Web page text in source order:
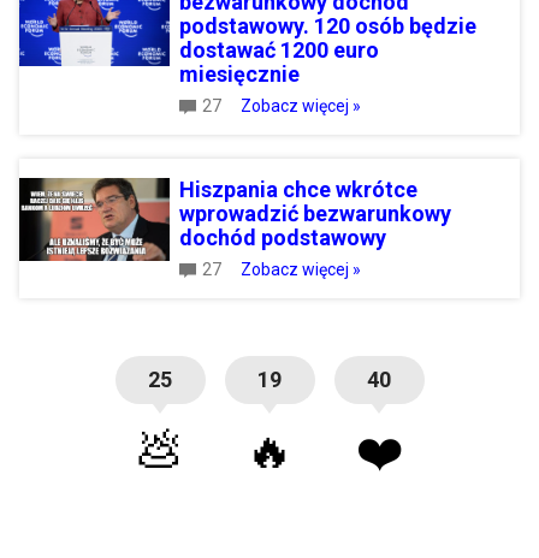
podstawowy. 120 osób będzie
dostawać 1200 euro
miesięcznie
27 Zobacz więcej »
Hiszpania chce wkrótce
wprowadzić bezwarunkowy
dochód podstawowy
27 Zobacz więcej »
25
💩
19
🔥
40
❤️